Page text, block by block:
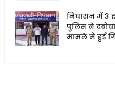
निघासन में 3
पुलिस ने
मामले में हुई